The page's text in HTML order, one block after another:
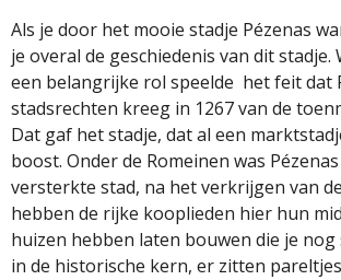
Als je door het mooie stadje Pézenas
je overal de geschiedenis van dit stadje.
een belangrijke rol speelde het feit dat
stadsrechten kreeg in 1267 van de
Dat gaf het stadje, dat al een
boost. Onder de Romeinen was
versterkte stad, na het verkrijgen van
hebben de rijke kooplieden hier hun
huizen hebben laten bouwen die je
in de historische kern, er zitten